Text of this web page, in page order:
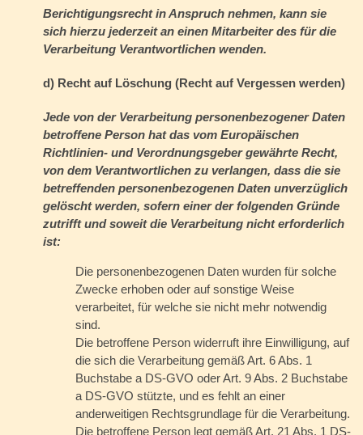
Berichtigungsrecht in Anspruch nehmen, kann sie
sich hierzu jederzeit an einen Mitarbeiter des für die
Verarbeitung Verantwortlichen wenden.
d) Recht auf Löschung (Recht auf Vergessen werden)
Jede von der Verarbeitung personenbezogener Daten
betroffene Person hat das vom Europäischen
Richtlinien- und Verordnungsgeber gewährte Recht,
von dem Verantwortlichen zu verlangen, dass die sie
betreffenden personenbezogenen Daten unverzüglich
gelöscht werden, sofern einer der folgenden Gründe
zutrifft und soweit die Verarbeitung nicht erforderlich
ist:
Die personenbezogenen Daten wurden für solche
Zwecke erhoben oder auf sonstige Weise
verarbeitet, für welche sie nicht mehr notwendig
sind.
Die betroffene Person widerruft ihre Einwilligung, auf
die sich die Verarbeitung gemäß Art. 6 Abs. 1
Buchstabe a DS-GVO oder Art. 9 Abs. 2 Buchstabe
a DS-GVO stützte, und es fehlt an einer
anderweitigen Rechtsgrundlage für die Verarbeitung.
Die betroffene Person legt gemäß Art. 21 Abs. 1 DS-